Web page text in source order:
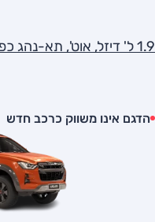
1.9 ל' דיזל, אוט', תא-נהג כפול, S Plus, 4x4
הדגם אינו משווק כרכב חדש